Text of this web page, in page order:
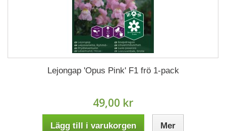
Lejongap 'Opus Pink' F1 frö 1-pack
49,00 kr
Lägg till i varukorgen Mer